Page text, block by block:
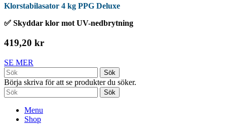
Klorstabilasator 4 kg PPG Deluxe
✅ Skyddar klor mot UV-nedbrytning
419,20 kr
SE MER
Sök
Börja skriva för att se produkter du söker.
Sök
Menu
Shop